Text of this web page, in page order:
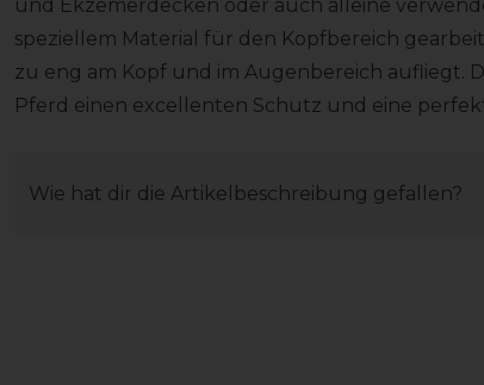
und Ekzemerdecken oder auch alleine
speziellem Material für den Kopfbereich
zu eng am Kopf und im Augenbereich aufliegt.
Pferd einen excellenten Schutz und eine
Wie hat dir die Artikelbeschreibung gefallen?